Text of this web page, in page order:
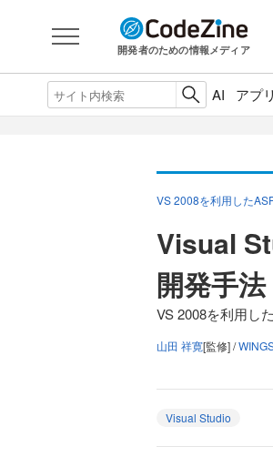
開発者のための情報メディア
AI アプ
VS 2008を利用した
Visual
開発手法
VS 2008を利用し
山田 祥寛[監修] /
Visual Studio